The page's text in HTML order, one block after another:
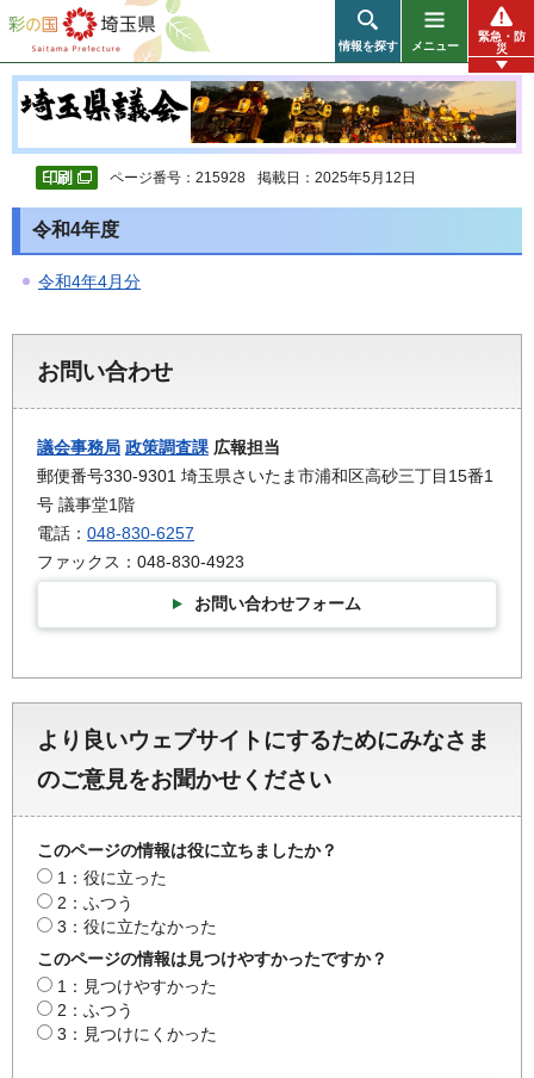
彩の国 埼玉県
情報を探す メニュー
緊急・防
災
ページ番号：215928 掲載日：2025年5月12日
令和4年度
令和4年4月分
お問い合わせ
議会事務局 政策調査課 広報担当
郵便番号330-9301 埼玉県さいたま市浦和区高砂三丁目15番1
号 議事堂1階
電話： 048-830-6257
ファックス：048-830-4923
お問い合わせフォーム
より良いウェブサイトにするためにみなさま
のご意見をお聞かせください
このページの情報は役に立ちましたか？
1：役に立った
2：ふつう
3：役に立たなかった
このページの情報は見つけやすかったですか？
1：見つけやすかった
2：ふつう
3：見つけにくかった